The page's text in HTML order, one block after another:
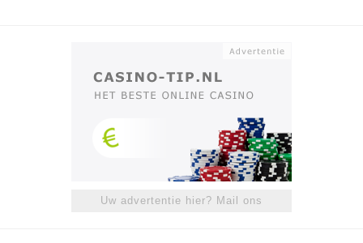
Uw advertentie hier? Mail ons